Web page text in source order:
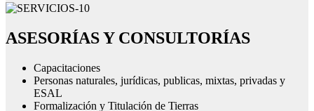
ASESORÍAS Y CONSULTORÍAS
Capacitaciones
Personas naturales, jurídicas, publicas, mixtas, privadas y
ESAL
Formalización y Titulación de Tierras